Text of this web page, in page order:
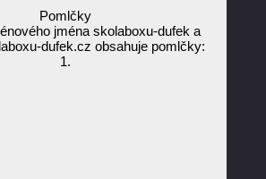
Pomlčky
jména skolaboxu-dufek a
dufek.cz obsahuje pomlčky:
1.